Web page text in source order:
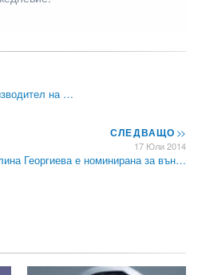
на …
СЛЕДВАЩО>>
17 Юли 2014
Георгиева е номинирана за вън…